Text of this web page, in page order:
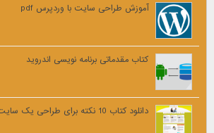
آموزش طراحی سایت با وردپرس pdf
کتاب مقدماتی برنامه نویسی اندروید
دانلود کتاب 10 نکته برای طراحی یک سایت [...]